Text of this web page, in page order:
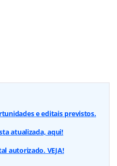
e editais previstos.
atualizada, aqui!
autorizado. VEJA!